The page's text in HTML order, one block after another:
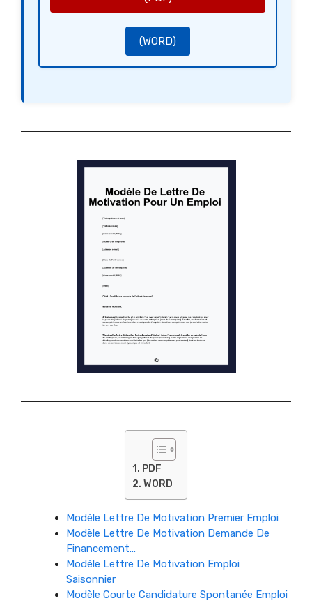
Je vous remercie pour votre temps et votre attention. Dans l’attente de votre retour, veuillez agréer,
(WORD)
PDF
WORD
Modèle Lettre De Motivation Premier Emploi
Modèle Lettre De Motivation Demande De
Financement…
Modèle Lettre De Motivation Emploi
Saisonnier
Modèle Courte Candidature Spontanée Emploi